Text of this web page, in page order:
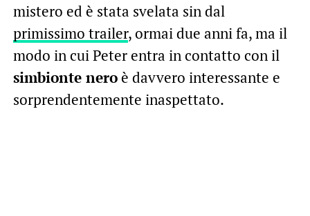
mistero ed è stata svelata sin dal
primissimo trailer, ormai due anni fa, ma il
modo in cui Peter entra in contatto con il
simbionte neroè davvero interessante e
sorprendentemente inaspettato.